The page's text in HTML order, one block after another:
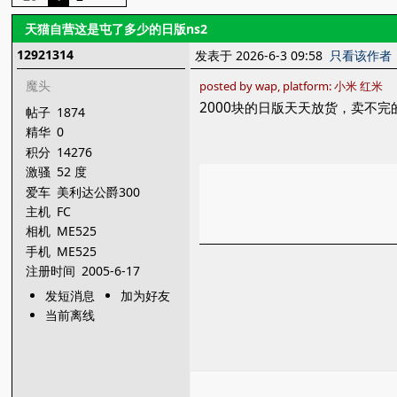
天猫自营这是屯了多少的日版ns2
12921314
魔头
帖子 1874
精华 0
积分 14276
激骚 52 度
爱车 美利达公爵300
主机 FC
相机 ME525
手机 ME525
注册时间 2005-6-17
发短消息
加为好友
当前离线
发表于 2026-6-3 09:58 只看该作者
posted by wap, platform: 小米 红米
2000块的日版天天放货，卖不完